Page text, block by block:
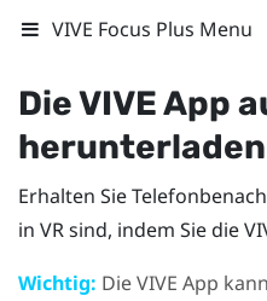
VIVE Focus Plus Menu
DieVIVEApp
herunterladen
Erhalten Sie
in VR sind, indem Sie die
Wichtig: DieVIVE App